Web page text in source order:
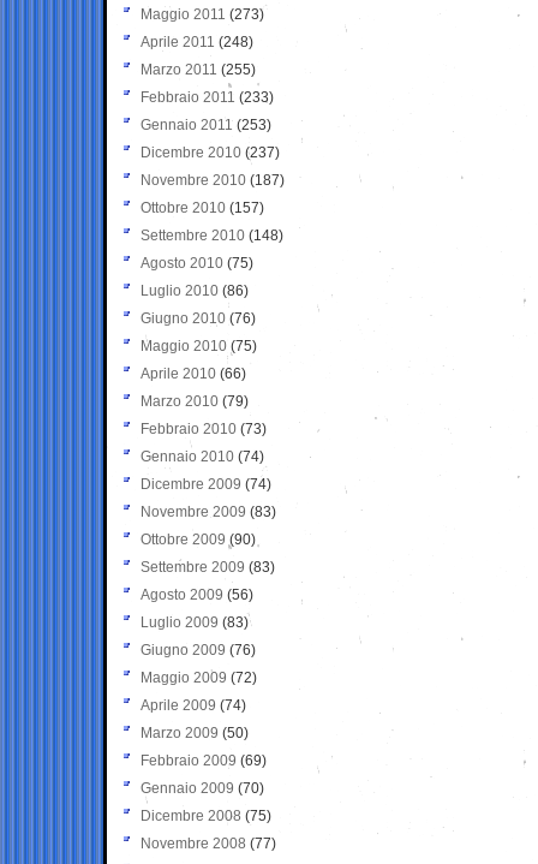
Maggio 2011 (273)
Aprile 2011 (248)
Marzo 2011 (255)
Febbraio 2011 (233)
Gennaio 2011 (253)
Dicembre 2010 (237)
Novembre 2010 (187)
Ottobre 2010 (157)
Settembre 2010 (148)
Agosto 2010 (75)
Luglio 2010 (86)
Giugno 2010 (76)
Maggio 2010 (75)
Aprile 2010 (66)
Marzo 2010 (79)
Febbraio 2010 (73)
Gennaio 2010 (74)
Dicembre 2009 (74)
Novembre 2009 (83)
Ottobre 2009 (90)
Settembre 2009 (83)
Agosto 2009 (56)
Luglio 2009 (83)
Giugno 2009 (76)
Maggio 2009 (72)
Aprile 2009 (74)
Marzo 2009 (50)
Febbraio 2009 (69)
Gennaio 2009 (70)
Dicembre 2008 (75)
Novembre 2008 (77)